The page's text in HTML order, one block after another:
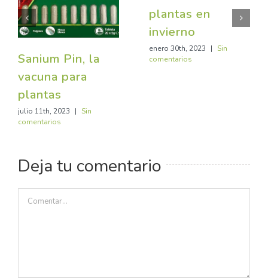
Sanium Pin, la
vacuna para
plantas
julio 11th, 2023 |
Sin
comentarios
plantas en
invierno
enero 30th, 2023 |
Sin
comentarios
Deja tu comentario
Comentar